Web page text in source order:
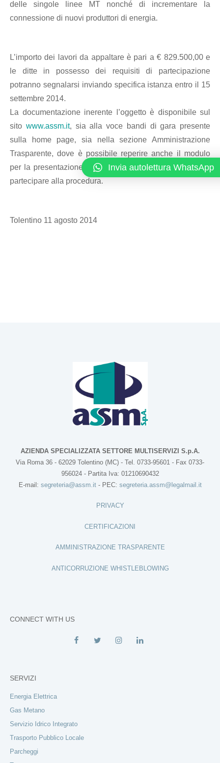
delle singole linee MT nonché di incrementare la
connessione di nuovi produttori di energia.
L’importo dei lavori da appaltare è pari a € 829.500,00 e
le ditte in possesso dei requisiti di partecipazione
potranno segnalarsi inviando specifica istanza entro il 15
settembre 2014.
La documentazione inerente l’oggetto è disponibile sul
sito www.assm.it, sia alla voce bandi di gara presente
sulla home page, sia nella sezione Amministrazione
Trasparente, dove è possibile reperire anche il modulo
per la presentazione della manifestazione di interesse a
partecipare alla procedura.
Tolentino 11 agosto 2014
AZIENDA SPECIALIZZATA SETTORE MULTISERVIZI S.p.A.
Via Roma 36 - 62029 Tolentino (MC) - Tel. 0733-95601 - Fax 0733-
956024 - Partita Iva: 01210690432
E-mail: segreteria@assm.it- PEC: segreteria.assm@legalmail.it
PRIVACY
CERTIFICAZIONI
AMMINISTRAZIONE TRASPARENTE
ANTICORRUZIONE WHISTLEBLOWING
CONNECT WITH US
SERVIZI
Energia Elettrica
Gas Metano
Servizio Idrico Integrato
Trasporto Pubblico Locale
Parcheggi
Invia autolettura WhatsApp